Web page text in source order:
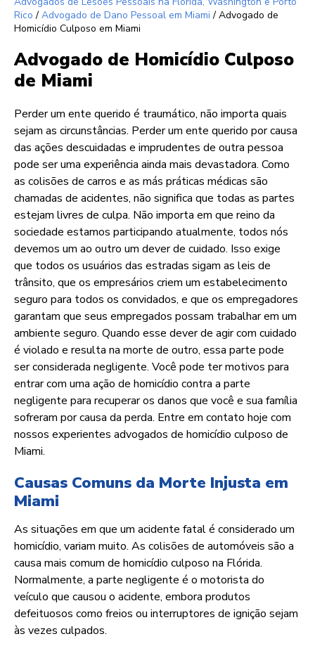
Rico / Advogado de Dano Pessoal em Miami / Advogado de
Homicídio Culposo em Miami
Advogado de Homicídio Culposo
de Miami
Perder um ente querido é traumático, não importa quais
sejam as circunstâncias. Perder um ente querido por causa
das ações descuidadas e imprudentes de outra pessoa
pode ser uma experiência ainda mais devastadora. Como
as colisões de carros e as más práticas médicas são
chamadas de acidentes, não significa que todas as partes
estejam livres de culpa. Não importa em que reino da
sociedade estamos participando atualmente, todos nós
devemos um ao outro um dever de cuidado. Isso exige
que todos os usuários das estradas sigam as leis de
trânsito, que os empresários criem um estabelecimento
seguro para todos os convidados, e que os empregadores
garantam que seus empregados possam trabalhar em um
ambiente seguro. Quando esse dever de agir com cuidado
é violado e resulta na morte de outro, essa parte pode
ser considerada negligente. Você pode ter motivos para
entrar com uma ação de homicídio contra a parte
negligente para recuperar os danos que você e sua família
sofreram por causa da perda. Entre em contato hoje com
nossos experientes advogados de homicídio culposo de
Miami.
Causas Comuns da Morte Injusta em
Miami
As situações em que um acidente fatal é considerado um
homicídio, variam muito. As colisões de automóveis são a
causa mais comum de homicídio culposo na Flórida.
Normalmente, a parte negligente é o motorista do
veículo que causou o acidente, embora produtos
defeituosos como freios ou interruptores de ignição sejam
às vezes culpados.